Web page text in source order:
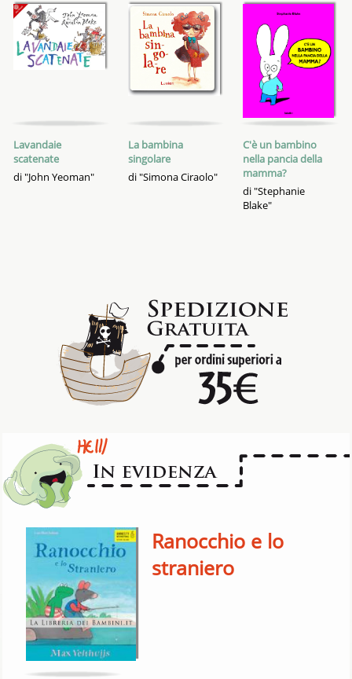
Lavandaie
scatenate
di "John Yeoman"
La bambina
singolare
di "Simona Ciraolo"
C'è un bambino
nella pancia della
mamma?
di "Stephanie
Blake"
Ranocchio e lo
straniero